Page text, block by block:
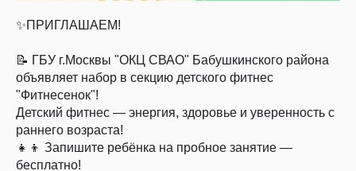
✨ПРИГЛАШАЕМ!
📝 ГБУ г.Москвы "ОКЦ СВАО" Бабушкинского района
объявляет набор в секцию детского фитнес
"Фитнесенок"!
Детский фитнес — энергия, здоровье и уверенность с
раннего возраста!
👧👦 Запишите ребёнка на пробное занятие —
бесплатно!